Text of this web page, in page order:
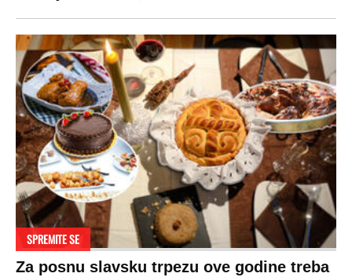
Društvo
Hronika
Ekonomija
Beograd
Zasadi drvo
Kosovo
Sudbine
Zvezde
Holivud
Kviz
Košarka
Ostali sportovi
Navijači
Showtime
Svaštara
Tiktok
LIFESTYLE
Život
Stil
Ljubav
Zdravlje
Hi-Tech
Kultura
SVET
Planeta
Globalno zagrevanje
Hrvatska
BiH
Crna Gora
Makedonija
MONDO INC.
Impressum
Kontakt
Marketing
Politika o kolačićima
Uslovi korišćenja
Politika privatnosti